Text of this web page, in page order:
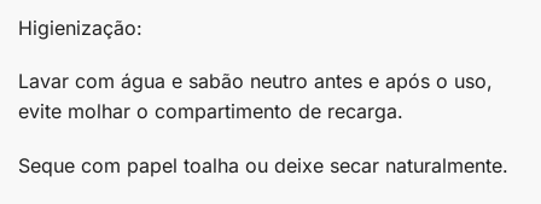
Higienização:
Lavar com água e sabão neutro antes e após o uso,
evite molhar o compartimento de recarga.
Seque com papel toalha ou deixe secar naturalmente.